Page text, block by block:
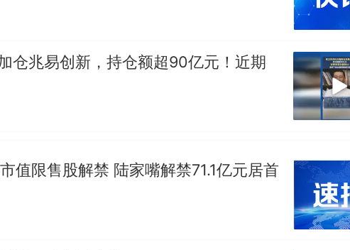
仓兆易创新，持仓额超90亿元！近期
值限售股解禁 陆家嘴解禁71.1亿元居首